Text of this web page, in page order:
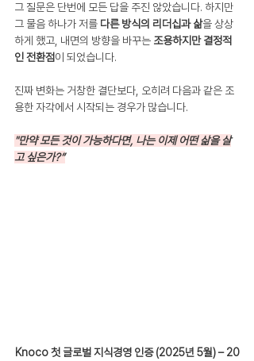
그 질문은 단번에 모든 답을 주진 않았습니다. 하지만
그 물음 하나가 저를 다른 방식의 리더십과 삶을 상상
하게 했고, 내면의 방향을 바꾸는 조용하지만 결정적
인 전환점이 되었습니다.
진짜 변화는 거창한 결단보다, 오히려 다음과 같은 조
용한 자각에서 시작되는 경우가 많습니다.
"만약 모든 것이 가능하다면, 나는 이제 어떤 삶을 살
고 싶은가?”
Knoco 첫 글로벌 지식경영 인증 (2025년 5월) – 20